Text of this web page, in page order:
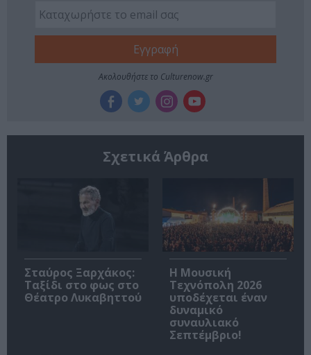
Ακολουθήστε το Culturenow.gr
Σχετικά Άρθρα
Σταύρος Ξαρχάκος:
Ταξίδι στο φως στο
Θέατρο Λυκαβηττού
Η Μουσική
Τεχνόπολη 2026
υποδέχεται έναν
δυναμικό
συναυλιακό
Σεπτέμβριο!